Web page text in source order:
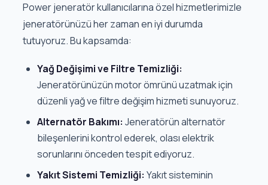
Power jeneratör kullanıcılarına özel hizmetlerimizle
jeneratörünüzü her zaman en iyi durumda
tutuyoruz. Bu kapsamda:
Yağ Değişimi ve Filtre Temizliği:
Jeneratörünüzün motor ömrünü uzatmak için
düzenli yağ ve filtre değişim hizmeti sunuyoruz.
Alternatör Bakımı: Jeneratörün alternatör
bileşenlerini kontrol ederek, olası elektrik
sorunlarını önceden tespit ediyoruz.
Yakıt Sistemi Temizliği: Yakıt sisteminin